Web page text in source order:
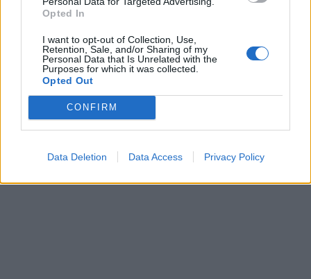
Opted In
I want to opt-out of Collection, Use,
Retention, Sale, and/or Sharing of my
Personal Data that Is Unrelated with the
Purposes for which it was collected.
Opted Out
CONFIRM
Data Deletion Data Access Privacy Policy
προϊόντα.
ΔΙΑΦΗΜΙΣΗ